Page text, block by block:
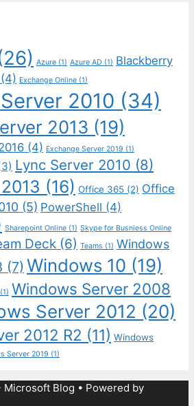
Azure (1) Azure AD (1) Blackberry
(4) Exchange Online (1)
2010 (34)
2013 (19)
(4) Exchange Server 2019 (1)
Lync Server 2010 (8)
(16) Office 365 (2) Office
(5) PowerShell (4)
Sharepoint Online (1) Skype for Busniess Online
Deck (6) Teams (1) Windows
(7) Windows 10 (19)
(1) Windows Server 2008
Server 2012 (20)
2012 R2 (11) Windows
Server 2019 (1)
Blog • Powered by